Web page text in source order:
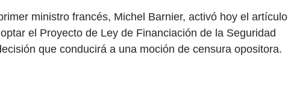
ministro francés, Michel Barnier, activó hoy el artículo
el Proyecto de Ley de Financiación de la Seguridad
que conducirá a una moción de censura opositora.